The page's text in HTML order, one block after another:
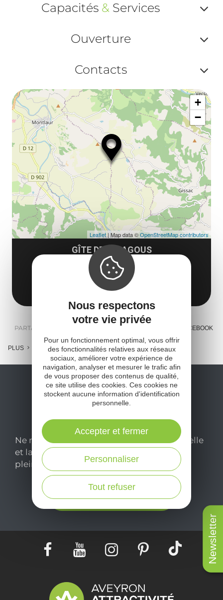
Newsletter
ou
Capacités & Services
ou
Ouverture
ou
et
Contacts
ou
GÎTE DE FARAGOUS
Fagarous
12360 Camarès
Obtenir l'itinéraire
+
−
Leaflet| Map data ©OpenStreetMap contributors
PARTAGER : FACEBOOK
PLUS
Ne manquez pas notre newsletter mensuelle
et laissez-vous inspirer pour profiter
pleinement de votre séjour en Aveyron.
Je m'abonne ici
Nous respectons
votre vie privée
Pour un fonctionnement optimal, vous offrir
des fonctionnalités relatives aux réseaux
sociaux, améliorer votre expérience de
navigation, analyser et mesurer le trafic afin
de vous proposer des contenus de qualité,
ce site utilise des cookies. Ces cookies ne
stockent aucune information d'identification
personnelle.
Tout refuser
Personnaliser
Accepter et fermer